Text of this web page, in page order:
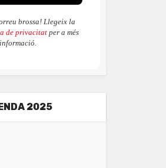
brossa! Llegeix la
de privacitat per a més
informació.
2025